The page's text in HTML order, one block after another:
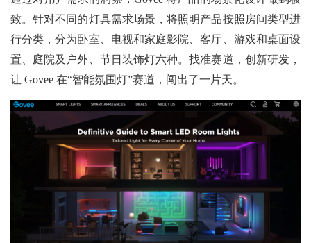
致。针对不同的灯具需求场景，将照明产品按照房间类型进
行分类，分为卧室、电视和家庭影院、客厅、游戏和桌面设
置、庭院及户外、节日装饰灯六种。找准赛道，创新研发，
让 Govee 在“智能氛围灯”赛道，闯出了一片天。